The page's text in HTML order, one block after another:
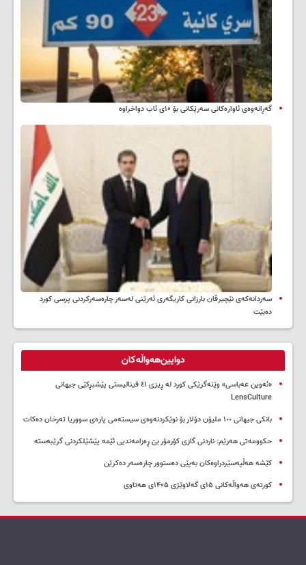
گەڕانەوەی ئاوارەکانی سەرێکانی بۆ ۱۰ی ئاب دواخراوە
سه‌ردانه‌کەی نێچیرڤان بارزانی كاریگه‌ری ئه‌رێنی له‌سه‌ر چاره‌سه‌ركردنی پرسی كورد
ده‌بێت
دوایین‌هەواڵەکان
«ئەوین عەباسی» وێنەگرێکی کورد لە ڕیزی ٤١ فینالیستی پێشبڕکێی جیهانی
LensCulture
بانکی جیهانی ١٠٠ ملیۆن دۆلار بۆ نوێکردنەوەی سیستەمی پارەی سووریا تەرخان دەکات
حکوومەتی هەرێم: ناردنی گازی کۆرمۆر بێ ڕەزامەندیی ئێمە پێشێلکردنی گرێبەستە
کێشە هەڵپەسێردراوەکان بەپێی دەستوور چارەسەر دەکرێن
کورتەی هەواڵەکانی ۱۵ی گەلاوێژی ۱۴۰۵ی هەتاوی